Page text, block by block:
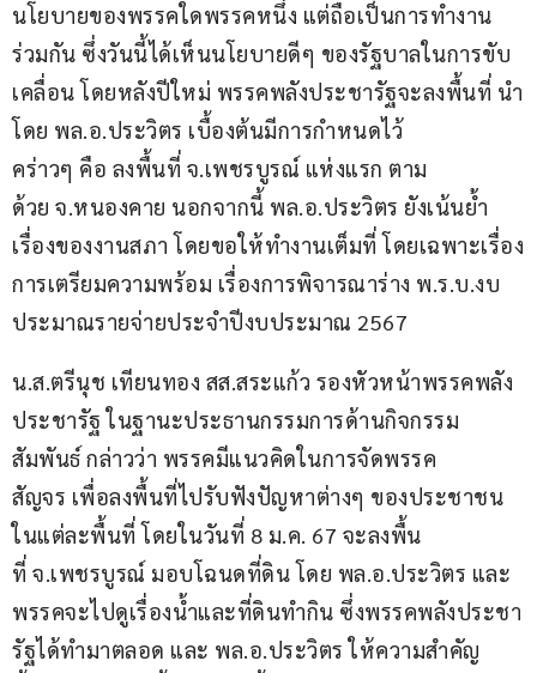
นโยบายของพรรคใดพรรคหนึ่ง แต่ถือเป็นการทำงาน
ร่วมกัน ซึ่งวันนี้ได้เห็นนโยบายดีๆ ของรัฐบาลในการขับ
เคลื่อน โดยหลังปีใหม่ พรรคพลังประชารัฐจะลงพื้นที่ นำ
โดย พล.อ.ประวิตร เบื้องต้นมีการกำหนดไว้
คร่าวๆ คือ ลงพื้นที่ จ.เพชรบูรณ์ แห่งแรก ตาม
ด้วย จ.หนองคาย นอกจากนี้ พล.อ.ประวิตร ยังเน้นย้ำ
เรื่องของงานสภา โดยขอให้ทำงานเต็มที่ โดยเฉพาะเรื่อง
การเตรียมความพร้อม เรื่องการพิจารณาร่าง พ.ร.บ.งบ
ประมาณรายจ่ายประจำปีงบประมาณ 2567
น.ส.ตรีนุช เทียนทอง สส.สระแก้ว รองหัวหน้าพรรคพลัง
ประชารัฐ ในฐานะประธานกรรมการด้านกิจกรรม
สัมพันธ์ กล่าวว่า พรรคมีแนวคิดในการจัดพรรค
สัญจร เพื่อลงพื้นที่ไปรับฟังปัญหาต่างๆ ของประชาชน
ในแต่ละพื้นที่ โดยในวันที่ 8 ม.ค. 67 จะลงพื้น
ที่ จ.เพชรบูรณ์ มอบโฉนดที่ดิน โดย พล.อ.ประวิตร และ
พรรคจะไปดูเรื่องน้ำและที่ดินทำกิน ซึ่งพรรคพลังประชา
รัฐได้ทำมาตลอด และ พล.อ.ประวิตร ให้ความสำคัญ